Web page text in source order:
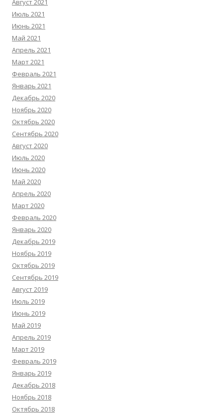
Август 2021
Июль 2021
Июнь 2021
Май 2021
Апрель 2021
Март 2021
Февраль 2021
Январь 2021
Декабрь 2020
Ноябрь 2020
Октябрь 2020
Сентябрь 2020
Август 2020
Июль 2020
Июнь 2020
Май 2020
Апрель 2020
Март 2020
Февраль 2020
Январь 2020
Декабрь 2019
Ноябрь 2019
Октябрь 2019
Сентябрь 2019
Август 2019
Июль 2019
Июнь 2019
Май 2019
Апрель 2019
Март 2019
Февраль 2019
Январь 2019
Декабрь 2018
Ноябрь 2018
Октябрь 2018